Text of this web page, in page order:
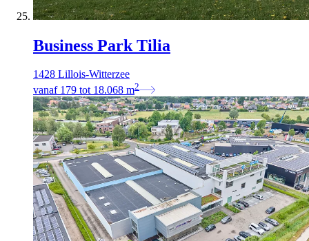
Business Park Tilia
1428 Lillois-Witterzee
vanaf 179 tot 18.068 m2